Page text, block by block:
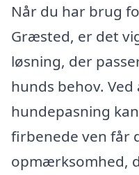
Når du har brug
Græsted, er det
løsning, der
hunds behov.
hundepasning
firbenede ven får
opmærksomhed,